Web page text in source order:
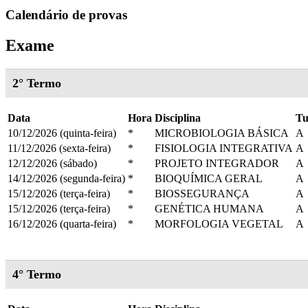
Calendário de provas
Exame
2° Termo
Data Hora Disciplina
10/12/2026 (quinta-feira)
* MICROBIOLOGIA BÁSICA
A
11/12/2026 (sexta-feira)
* FISIOLOGIA INTEGRATIVA A
12/12/2026 (sábado)
* PROJETO INTEGRADOR
A
14/12/2026 (segunda-feira) * BIOQUÍMICA GERAL
A
15/12/2026 (terça-feira)
* BIOSSEGURANÇA
A
15/12/2026 (terça-feira)
* GENÉTICA HUMANA
A
16/12/2026 (quarta-feira)
* MORFOLOGIA VEGETAL A
4° Termo